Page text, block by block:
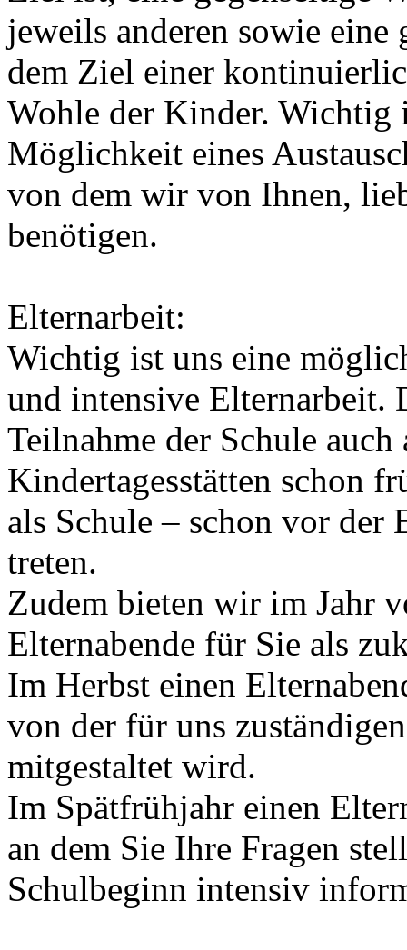
jeweils anderen sowie
dem Ziel einer
Wohle der Kinder. Wichtig
Möglichkeit eines
von dem wir von Ihnen,
benötigen.
Elternarbeit:
Wichtig ist uns eine
und intensive Elternarbeit.
Teilnahme der Schule
Kindertagesstätten schon
als Schule – schon vor
treten.
Zudem bieten wir im Jahr
Elternabende für Sie als
Im Herbst einen
von der für uns
mitgestaltet wird.
Im Spätfrühjahr einen
an dem Sie Ihre Fragen
Schulbeginn intensiv